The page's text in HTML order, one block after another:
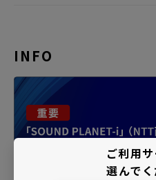
INFO
ご利用
選んでく